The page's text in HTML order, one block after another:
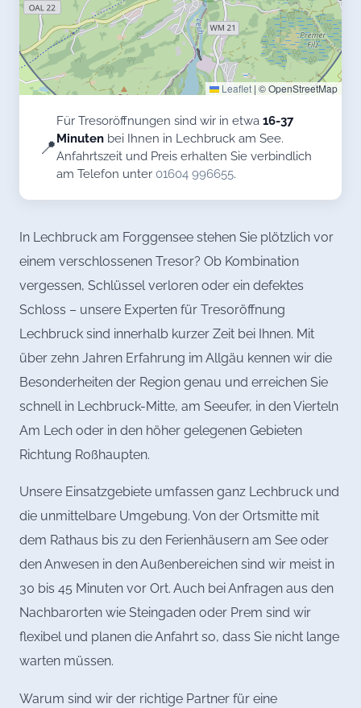
Leaflet | © OpenStreetMap
📍
Für Tresoröffnungen sind wir in etwa 16-37
Minuten bei Ihnen in Lechbruck am See.
Anfahrtszeit und Preis erhalten Sie verbindlich
am Telefon unter 01604 996655.
In Lechbruck am Forggensee stehen Sie plötzlich vor
einem verschlossenen Tresor? Ob Kombination
vergessen, Schlüssel verloren oder ein defektes
Schloss – unsere Experten für Tresoröffnung
Lechbruck sind innerhalb kurzer Zeit bei Ihnen. Mit
über zehn Jahren Erfahrung im Allgäu kennen wir die
Besonderheiten der Region genau und erreichen Sie
schnell in Lechbruck-Mitte, am Seeufer, in den Vierteln
Am Lech oder in den höher gelegenen Gebieten
Richtung Roßhaupten.
Unsere Einsatzgebiete umfassen ganz Lechbruck und
die unmittelbare Umgebung. Von der Ortsmitte mit
dem Rathaus bis zu den Ferienhäusern am See oder
den Anwesen in den Außenbereichen sind wir meist in
30 bis 45 Minuten vor Ort. Auch bei Anfragen aus den
Nachbarorten wie Steingaden oder Prem sind wir
flexibel und planen die Anfahrt so, dass Sie nicht lange
warten müssen.
Warum sind wir der richtige Partner für eine